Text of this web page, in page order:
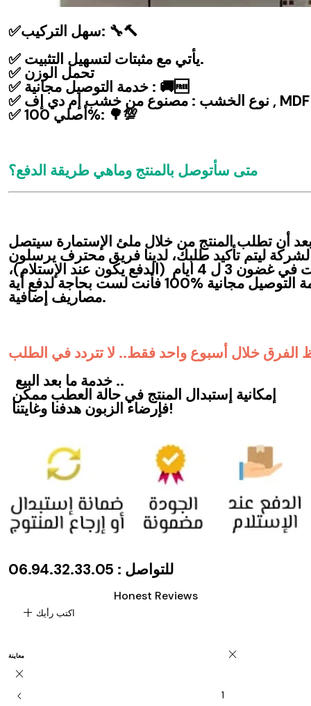
✅سهل التركيب: 🔧🔨
✅ يأتي مع مثبتات لتسهيل التثبيت.
✅ تحمل الوزن
✅ خدمة التوصيل مجانية : 🚚🆓
✅ نوع الخشب : مصنوع من خشب إم دي إف , MDF
✅ أصلي 100%: 🌳💯
متى سأتوصل بالمنتج وماهي طريقة الدفع؟
أن تطلب المنتج من خلال ملئ الإستمارة سيتصل
ليتم تأكيد طلبك، لدينا فريق محترف يرسلون
منتجاتنا أينما كنت في غضون 3 ل 4 ايام (الدفع يكون عند الإستلام)،
بالإظافة إلى خدمة التوصيل مجانية %100 فأنت لست بحاجة لدفع أية
مصاريف إضافية.
الفرق خلال أسبوع واحد فقط.. لا تتردد في الطلب
خدمة ما بعد البيع ..
إمكانية إستبدال المنتج في حالة العطب ممكن
فإرضاء الزبون هدفنا وغايتنا!
للتواصل : 06.94.32.33.05
Honest Reviews
add اكتب رأيك
close
1
معاينة
close
chevron_left